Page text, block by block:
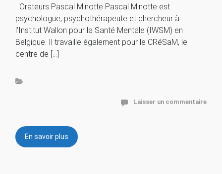
Orateurs Pascal Minotte Pascal Minotte est
psychologue, psychothérapeute et chercheur à
l’Institut Wallon pour la Santé Mentale (IWSM) en
Belgique. Il travaille également pour le CRéSaM, le
centre de […]
Laisser un commentaire
En savoir plus